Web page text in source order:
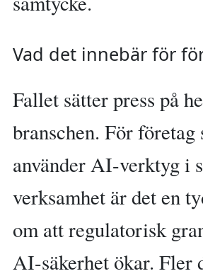
Vad det innebär för
Fallet sätter press på
branschen. För företag
använder AI-verktyg i
verksamhet är det en
om att regulatorisk
AI-säkerhet ökar. Fler